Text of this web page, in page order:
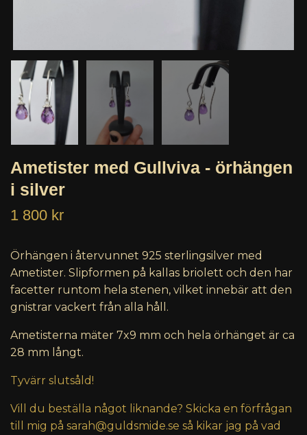
Ametister med Gullviva - örhängen
i silver
1 800 kr
Örhängen i återvunnet 925 sterlingsilver med
Ametister. Slipformen på kallas briolett och den har
facetter runtom hela stenen, vilket innebär att den
gnistrar vackert från alla håll.
Ametisterna mäter 7x9 mm och hela örhänget är ca
28 mm långt.
Tyvärr slutsåld!
Vill du beställa något liknande? Skicka en förfrågan
till mig på sarah@guldsmide.se så kikar jag på vad